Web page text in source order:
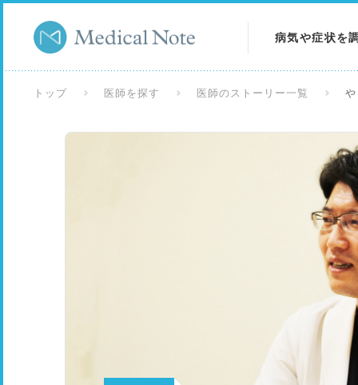
病気や症状を
検査を調べる
トップ 医師を探す 医師のストーリー一覧